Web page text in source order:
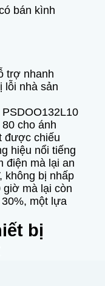
bán kình
trợ nhanh
lỗi nhà sản
cho ánh
được chiếu
hiệu nổi tiếng
điện mà lại an
không bị nhấp
giờ mà lại còn
một lựa
bị